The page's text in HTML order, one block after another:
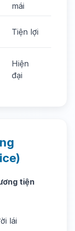
mái
Tiện lợi
Hiện
đại
tiện
lái